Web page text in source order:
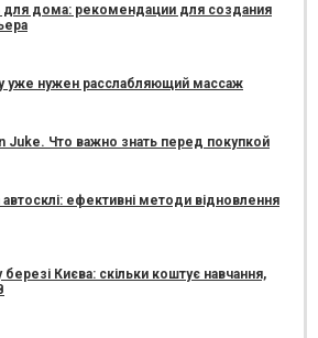
для дома: рекомендации для создания
уже нужен расслабляющий массаж
Juke. Что важно знать перед покупкой
ефективні методи відновлення
Києва: скільки коштує навчання,